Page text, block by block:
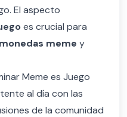
El aspecto
es crucial para
monedas meme y
Meme es Juego
al día con las
de la comunidad